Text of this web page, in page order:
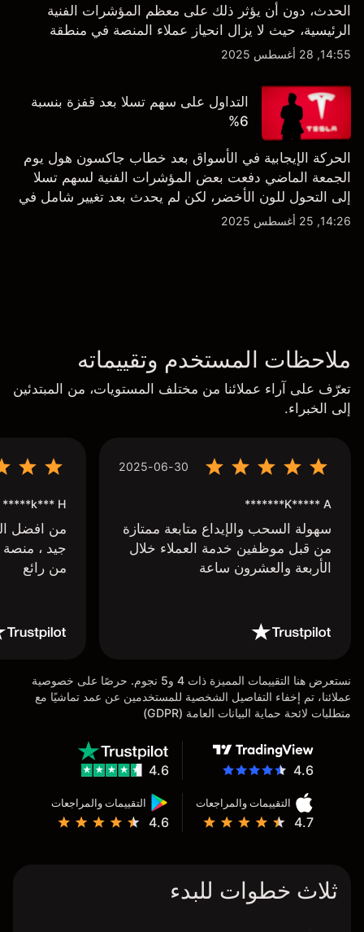
الحدث، دون أن يؤثر ذلك على معظم المؤشرات الفنية
الرئيسية، حيث لا يزال انحياز عملاء المنصة في منطقة
الشراء المفرط.
14:55, 28 أغسطس 2025
التداول على سهم تسلا بعد قفزة بنسبة
6%
الحركة الإيجابية في الأسواق بعد خطاب جاكسون هول يوم
الجمعة الماضي دفعت بعض المؤشرات الفنية لسهم تسلا
إلى التحول للون الأخضر، لكن لم يحدث بعد تغيير شامل في
النظرة الفنية سواء على الإطار اليومي أو الأسبوعي.
14:26, 25 أغسطس 2025
ملاحظات المستخدم وتقييماته
تعرّف على آراء عملائنا من مختلف المستويات، من المبتدئين
إلى الخبراء.
2025-06-30
K***** A*******
سهولة السحب والإيداع متابعة ممتازة
من قبل موظفين خدمة العملاء خلال
الأربعة والعشرون ساعة
k*** H*****
من افضل
جيد ،
من رائع
نستعرض هنا التقييمات المميزة ذات 4 و5 نجوم. حرصًا على خصوصية
عملائنا، تم إخفاء التفاصيل الشخصية للمستخدمين عن عمد تماشيًا مع
متطلبات لائحة حماية البيانات العامة (GDPR)
4.6
التقييمات والمراجعات
4.7
التقييمات والمراجعات
4.6
4.6
ثلاث خطوات للبدء